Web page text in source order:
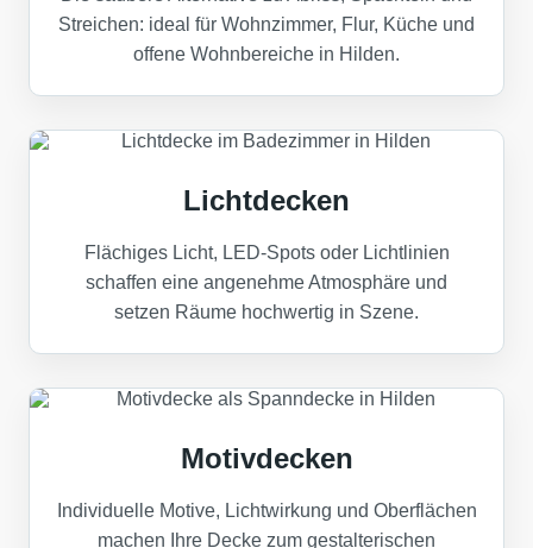
Streichen: ideal für Wohnzimmer, Flur, Küche und
offene Wohnbereiche in Hilden.
Lichtdecken
Flächiges Licht, LED-Spots oder Lichtlinien
schaffen eine angenehme Atmosphäre und
setzen Räume hochwertig in Szene.
Motivdecken
Individuelle Motive, Lichtwirkung und Oberflächen
machen Ihre Decke zum gestalterischen